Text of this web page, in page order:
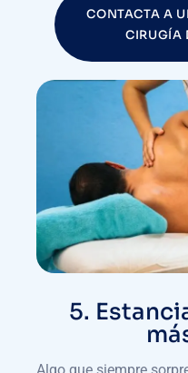
CONTACTA A
CIRUGÍA
5.
Algo que siempre